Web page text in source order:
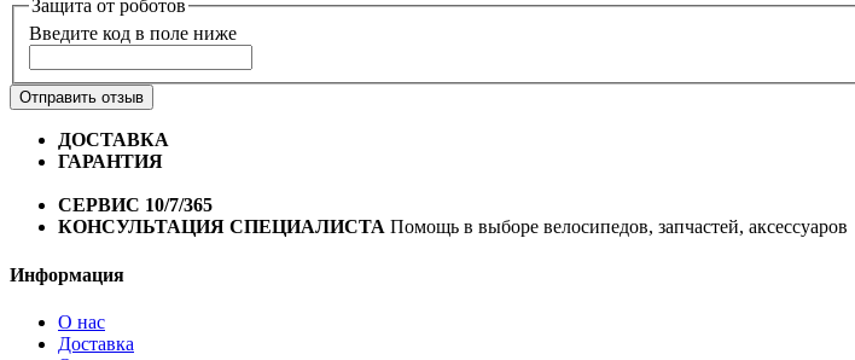
Защита от роботов
Введите код в поле ниже
Отправить отзыв
ДОСТАВКА
ГАРАНТИЯ
СЕРВИС 10/7/365
КОНСУЛЬТАЦИЯ СПЕЦИАЛИСТА Помощь в выборе велосипедов, запчастей, аксессуаров
Информация
О нас
Доставка